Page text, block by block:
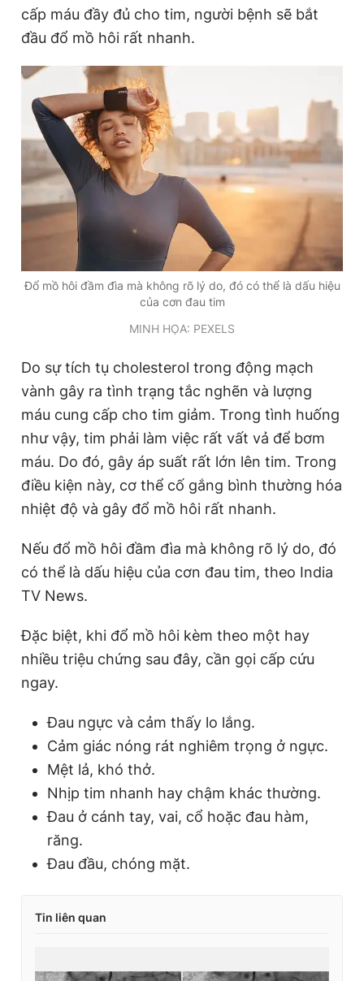
cấp máu đầy đủ cho tim, người bệnh sẽ bắt
đầu đổ mồ hôi rất nhanh.
Đổ mồ hôi đầm đìa mà không rõ lý do, đó có thể là dấu hiệu
của cơn đau tim
MINH HỌA: PEXELS
Do sự tích tụ cholesterol trong động mạch
vành gây ra tình trạng tắc nghẽn và lượng
máu cung cấp cho tim giảm. Trong tình huống
như vậy, tim phải làm việc rất vất vả để bơm
máu. Do đó, gây áp suất rất lớn lên tim. Trong
điều kiện này, cơ thể cố gắng bình thường hóa
nhiệt độ và gây đổ mồ hôi rất nhanh.
Nếu đổ mồ hôi đầm đìa mà không rõ lý do, đó
có thể là dấu hiệu của cơn đau tim, theo India
TV News.
Đặc biệt, khi đổ mồ hôi kèm theo một hay
nhiều triệu chứng sau đây, cần gọi cấp cứu
ngay.
Đau ngực và cảm thấy lo lắng.
Cảm giác nóng rát nghiêm trọng ở ngực.
Mệt lả, khó thở.
Nhịp tim nhanh hay chậm khác thường.
Đau ở cánh tay, vai, cổ hoặc đau hàm,
răng.
Đau đầu, chóng mặt.
Tin liên quan